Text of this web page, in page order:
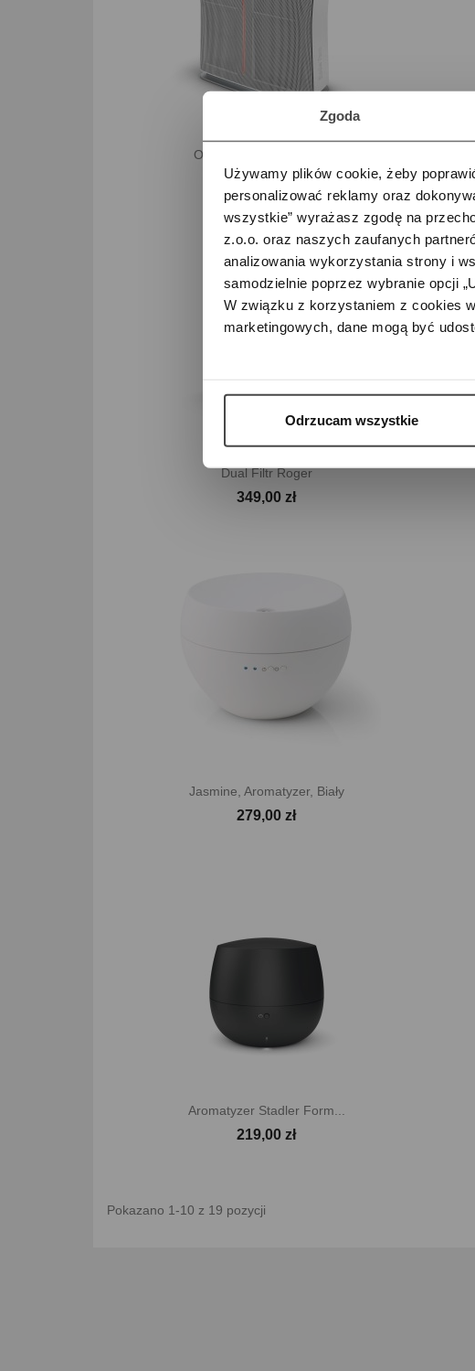
Zgoda
Używamy plików cookie, żeby
personalizować reklamy oraz
wszystkie” wyrażasz zgodę na
z.o.o. oraz naszych zaufanych
analizowania wykorzystania strony i
samodzielnie poprzez wybranie opcji
W związku z korzystaniem z cookies
marketingowych, dane mogą być
Odrzucam wszystkie
Oczyszczacz Powietrza...
2 199,00 zł
Szybki podgląd
Dual Filtr Roger
349,00 zł
Szybki podgląd
Jasmine, Aromatyzer, Biały
279,00 zł
Szybki podgląd
Aromatyzer Stadler Form...
219,00 zł
Pokazano 1-10 z 19 pozycji